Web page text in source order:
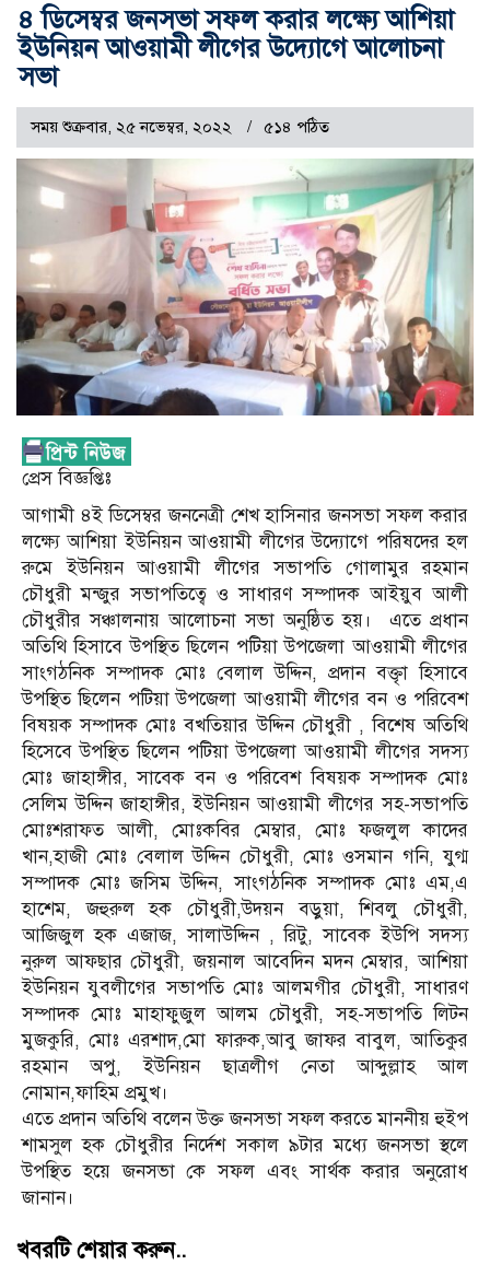
৪ ডিসেম্বর জনসভা সফল করার লক্ষ্যে আশিয়া
ইউনিয়ন আওয়ামী লীগের উদ্যোগে আলোচনা
সভা
সময় শুক্রবার, ২৫ নভেম্বর, ২০২২ ৫১৪ পঠিত
প্রেস বিজ্ঞপ্তিঃ
আগামী ৪ই ডিসেম্বর জননেত্রী শেখ হাসিনার জনসভা সফল করার
লক্ষ্যে আশিয়া ইউনিয়ন আওয়ামী লীগের উদ্যোগে পরিষদের হল
রুমে ইউনিয়ন আওয়ামী লীগের সভাপতি গোলামুর রহমান
চৌধুরী মন্জুর সভাপতিত্বে ও সাধারণ সম্পাদক আইয়ুব আলী
চৌধুরীর সঞ্চালনায় আলোচনা সভা অনুষ্ঠিত হয়। এতে প্রধান
অতিথি হিসাবে উপস্থিত ছিলেন পটিয়া উপজেলা আওয়ামী লীগের
সাংগঠনিক সম্পাদক মোঃ বেলাল উদ্দিন, প্রদান বক্তৃা হিসাবে
উপস্থিত ছিলেন পটিয়া উপজেলা আওয়ামী লীগের বন ও পরিবেশ
বিষয়ক সম্পাদক মোঃ বখতিয়ার উদ্দিন চৌধুরী , বিশেষ অতিথি
হিসেবে উপস্থিত ছিলেন পটিয়া উপজেলা আওয়ামী লীগের সদস্য
মোঃ জাহাঙ্গীর, সাবেক বন ও পরিবেশ বিষয়ক সম্পাদক মোঃ
সেলিম উদ্দিন জাহাঙ্গীর, ইউনিয়ন আওয়ামী লীগের সহ-সভাপতি
মোঃশরাফত আলী, মোঃকবির মেম্বার, মোঃ ফজলুল কাদের
খান,হাজী মোঃ বেলাল উদ্দিন চৌধুরী, মোঃ ওসমান গনি, যুগ্ম
সম্পাদক মোঃ জসিম উদ্দিন, সাংগঠনিক সম্পাদক মোঃ এম,এ
হাশেম, জহুরুল হক চৌধুরী,উদয়ন বড়ুয়া, শিবলু চৌধুরী,
আজিজুল হক এজাজ, সালাউদ্দিন , রিটু, সাবেক ইউপি সদস্য
নুরুল আফছার চৌধুরী, জয়নাল আবেদিন মদন মেম্বার, আশিয়া
ইউনিয়ন যুবলীগের সভাপতি মোঃ আলমগীর চৌধুরী, সাধারণ
সম্পাদক মোঃ মাহাফুজুল আলম চৌধুরী, সহ-সভাপতি লিটন
মুজকুরি, মোঃ এরশাদ,মো ফারুক,আবু জাফর বাবুল, আতিকুর
রহমান অপু, ইউনিয়ন ছাত্রলীগ নেতা আব্দুল্লাহ আল
নোমান,ফাহিম প্রমুখ।
এতে প্রদান অতিথি বলেন উক্ত জনসভা সফল করতে মাননীয় হুইপ
শামসুল হক চৌধুরীর নির্দেশ সকাল ৯টার মধ্যে জনসভা স্থলে
উপস্থিত হয়ে জনসভা কে সফল এবং সার্থক করার অনুরোধ
জানান।
খবরটি শেয়ার করুন..